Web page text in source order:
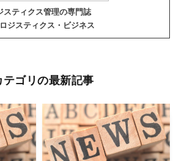
スティクス管理の専門誌
ジスティクス・ビジネス
テゴリの最新記事